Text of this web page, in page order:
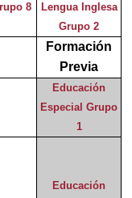
8
Lengua Inglesa
Grupo 2
Formación
Previa
Educación
Especial Grupo
1
Educación